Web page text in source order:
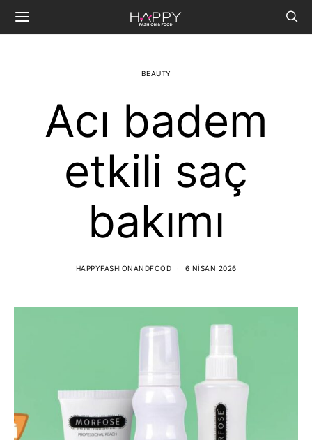
BEAUTY
Acı badem
etkili saç
bakımı
HAPPYFASHIONANDFOOD 6 NISAN 2026